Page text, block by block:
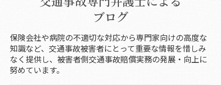
ブログ
保険会社や病院の不適切な対応から専門家向けの高度な
知識など、交通事故被害者にとって重要な情報を惜しみ
なく提供し、被害者側交通事故賠償実務の発展・向上に
努めています。